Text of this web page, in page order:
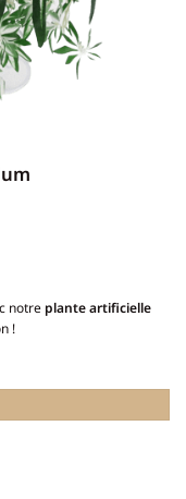
notre plante artificielle
!